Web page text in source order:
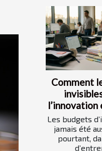
Comment
Les budgets
jamais été
pourtant,